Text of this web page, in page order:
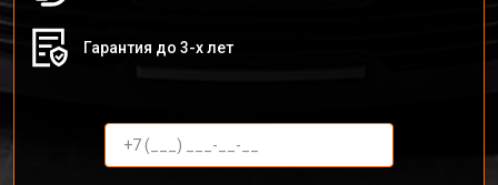
Гарантия до 3-х лет